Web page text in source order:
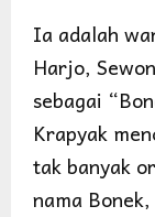
Ia adalah
Harjo,
sebagai
Krapyak
tak banyak
nama